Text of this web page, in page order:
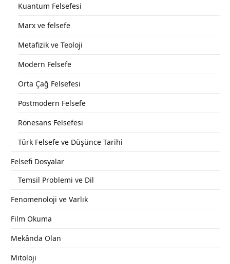
Kuantum Felsefesi
Marx ve felsefe
Metafizik ve Teoloji
Modern Felsefe
Orta Çağ Felsefesi
Postmodern Felsefe
Rönesans Felsefesi
Türk Felsefe ve Düşünce Tarihi
Felsefi Dosyalar
Temsil Problemi ve Dil
Fenomenoloji ve Varlık
Film Okuma
Mekânda Olan
Mitoloji